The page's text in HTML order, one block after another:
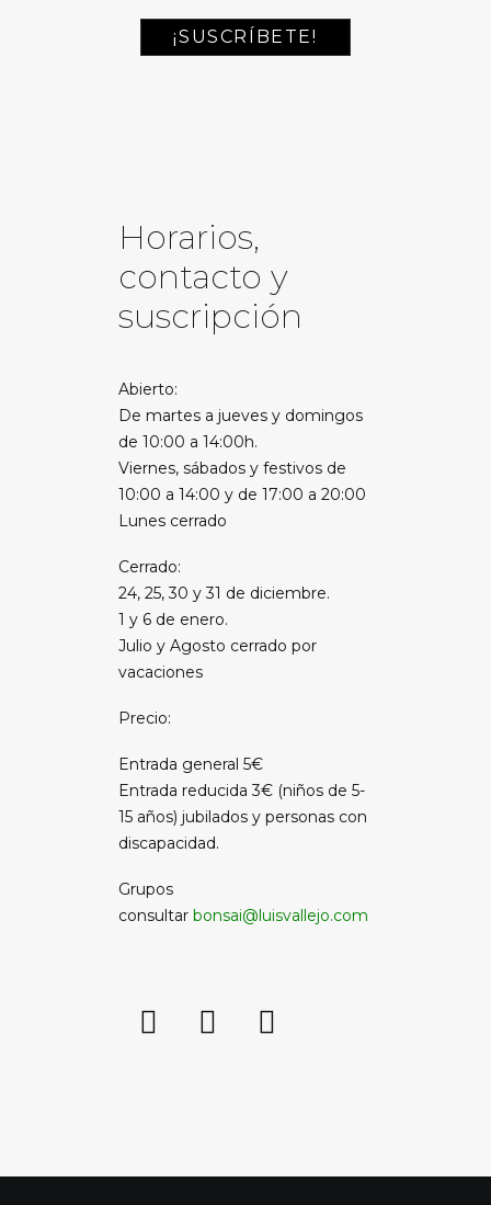
Horarios,
contacto y
suscripción
Abierto:
De martes a jueves y domingos
de 10:00 a 14:00h.
Viernes, sábados y festivos de
10:00 a 14:00 y de 17:00 a 20:00
Lunes cerrado
Cerrado:
24, 25, 30 y 31 de diciembre.
1 y 6 de enero.
Julio y Agosto cerrado por
vacaciones
Precio:
Entrada general 5€
Entrada reducida 3€ (niños de 5-
15 años) jubilados y personas con
discapacidad.
Grupos
consultar bonsai@luisvallejo.com